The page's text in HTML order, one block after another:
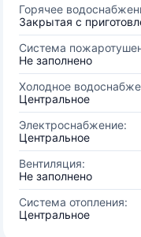
Горячее
Закрытая с
Система
Не заполнено
Холодное
Центральное
Электроснабжение:
Центральное
Вентиляция:
Не заполнено
Система отопления:
Центральное